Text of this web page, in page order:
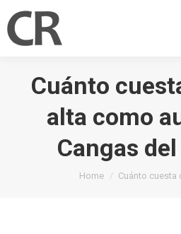
Cuánto
alta como
Cangas
You are here:
Home Cuánto cuesta